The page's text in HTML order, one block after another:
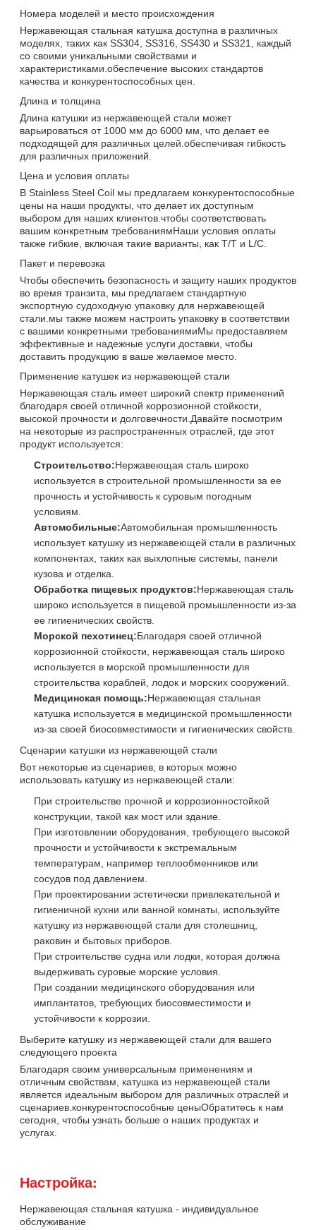
Номера моделей и место происхождения
Нержавеющая стальная катушка доступна в различных
моделях, таких как SS304, SS316, SS430 и SS321, каждый
со своими уникальными свойствами и
характеристиками.обеспечение высоких стандартов
качества и конкурентоспособных цен.
Длина и толщина
Длина катушки из нержавеющей стали может
варьироваться от 1000 мм до 6000 мм, что делает ее
подходящей для различных целей.обеспечивая гибкость
для различных приложений.
Цена и условия оплаты
В Stainless Steel Coil мы предлагаем конкурентоспособные
цены на наши продукты, что делает их доступным
выбором для наших клиентов.чтобы соответствовать
вашим конкретным требованиямНаши условия оплаты
также гибкие, включая такие варианты, как T/T и L/C.
Пакет и перевозка
Чтобы обеспечить безопасность и защиту наших продуктов
во время транзита, мы предлагаем стандартную
экспортную судоходную упаковку для нержавеющей
стали.мы также можем настроить упаковку в соответствии
с вашими конкретными требованиямиМы предоставляем
эффективные и надежные услуги доставки, чтобы
доставить продукцию в ваше желаемое место.
Применение катушек из нержавеющей стали
Нержавеющая сталь имеет широкий спектр применений
благодаря своей отличной коррозионной стойкости,
высокой прочности и долговечности.Давайте посмотрим
на некоторые из распространенных отраслей, где этот
продукт используется:
Строительство:Нержавеющая сталь широко
используется в строительной промышленности за ее
прочность и устойчивость к суровым погодным
условиям.
Автомобильные:Автомобильная промышленность
использует катушку из нержавеющей стали в различных
компонентах, таких как выхлопные системы, панели
кузова и отделка.
Обработка пищевых продуктов:Нержавеющая сталь
широко используется в пищевой промышленности из-за
ее гигиенических свойств.
Морской пехотинец:Благодаря своей отличной
коррозионной стойкости, нержавеющая сталь широко
используется в морской промышленности для
строительства кораблей, лодок и морских сооружений.
Медицинская помощь:Нержавеющая стальная
катушка используется в медицинской промышленности
из-за своей биосовместимости и гигиенических свойств.
Сценарии катушки из нержавеющей стали
Вот некоторые из сценариев, в которых можно
использовать катушку из нержавеющей стали:
При строительстве прочной и коррозионностойкой
конструкции, такой как мост или здание.
При изготовлении оборудования, требующего высокой
прочности и устойчивости к экстремальным
температурам, например теплообменников или
сосудов под давлением.
При проектировании эстетически привлекательной и
гигиеничной кухни или ванной комнаты, используйте
катушку из нержавеющей стали для столешниц,
раковин и бытовых приборов.
При строительстве судна или лодки, которая должна
выдерживать суровые морские условия.
При создании медицинского оборудования или
имплантатов, требующих биосовместимости и
устойчивости к коррозии.
Выберите катушку из нержавеющей стали для вашего
следующего проекта
Благодаря своим универсальным применениям и
отличным свойствам, катушка из нержавеющей стали
является идеальным выбором для различных отраслей и
сценариев.конкурентоспособные ценыОбратитесь к нам
сегодня, чтобы узнать больше о наших продуктах и
услугах.
Настройка:
Нержавеющая стальная катушка - индивидуальное
обслуживание